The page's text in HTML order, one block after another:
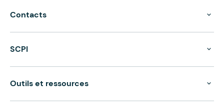
Contacts
SCPI
Outils et ressources